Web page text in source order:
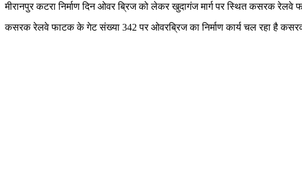
मीरानपुर कटरा निर्माण दिन ओवर ब्रिज को लेकर खुदागंज मार्ग पर स्थित कसरक रेलवे
कसरक रेलवे फाटक के गेट संख्या 342 पर ओवरब्रिज का निर्माण कार्य चल रहा है